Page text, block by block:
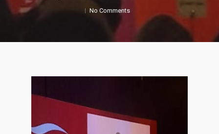
No Comments